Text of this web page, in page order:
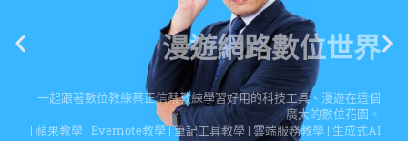
一起跟著數位教練蔡正信蔡教練學習好用的科技工具、漫遊在這個
廣大的數位花園。
| 蘋果教學 | Evernote教學 | 筆記工具教學 | 雲端服務教學 | 生成式AI
教學 |
點擊這裡